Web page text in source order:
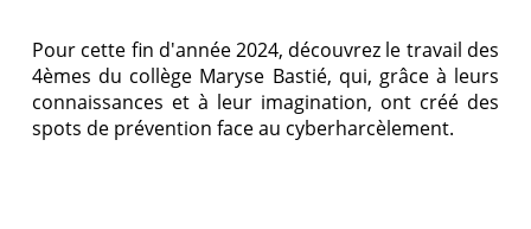
Pour cette fin d'année 2024, découvrez le travail des
4èmes du collège Maryse Bastié, qui, grâce à leurs
connaissances et à leur imagination, ont créé des
spots de prévention face au cyberharcèlement.